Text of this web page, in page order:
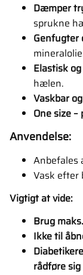
Dæmper
sprukne
Genfugter
Elastisk
hælen.
Vaskbar
One size
Anvendelse:
Anbefales
Vask efter
Vigtigt at vide:
Brug
Ikke til
rådføre